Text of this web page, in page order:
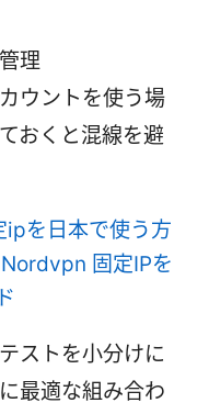
理
ウントを使う場
おくと混線を避
を日本で使う方
Nordvpn 固定IPを
ストを小分けに
最適な組み合わ